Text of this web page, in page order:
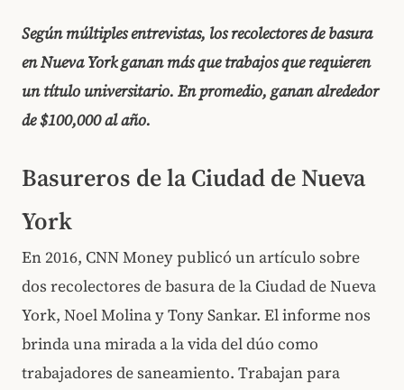
Según múltiples entrevistas, los recolectores de basura
en Nueva York ganan más que trabajos que requieren
un título universitario. En promedio, ganan alrededor
de $100,000 al año.
Basureros de la Ciudad de Nueva
York
En 2016, CNN Money publicó un artículo sobre
dos recolectores de basura de la Ciudad de Nueva
York, Noel Molina y Tony Sankar. El informe nos
brinda una mirada a la vida del dúo como
trabajadores de saneamiento. Trabajan para